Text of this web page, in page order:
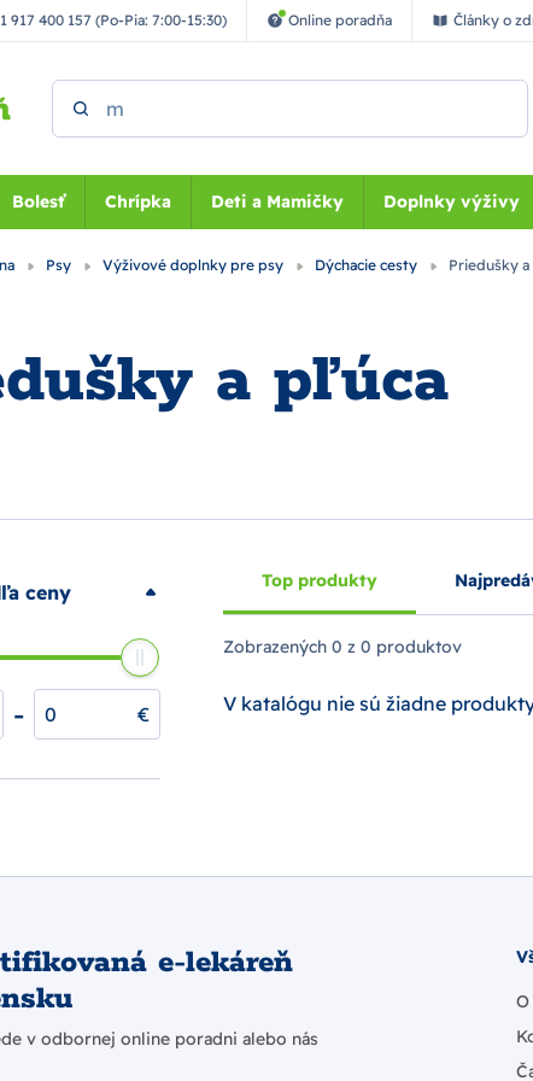
917 400 157 (Po-Pia: 7:00-15:30) Online poradňa Články o
Bolesť Chrípka Deti a Mamičky Doplnky výživy
Psy Výživové doplnky pre psy Dýchacie cesty Priedušky a
a pľúca
ceny
- €
Top produkty
Zobrazených 0 z 0 produktov
V katalógu nie sú žiadne
e-lekáreň
v odbornej online poradni alebo nás
O